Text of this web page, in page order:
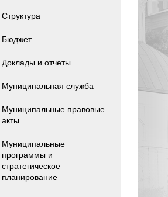
Структура
Бюджет
Доклады и отчеты
Муниципальная служба
Муниципальные правовые
акты
Муниципальные
программы и
стратегическое
планирование